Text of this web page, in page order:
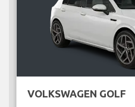
VOLKSWAGEN GOLF